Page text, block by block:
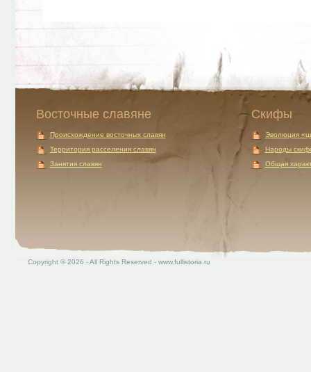
Восточные славяне
Происхождение восточных славян
Территория расселения славян
Занятия славян
Скифы
Эволюция
Народы
Общая
Copyright © 2026 - All Rights Reserved - www.fullistoria.ru